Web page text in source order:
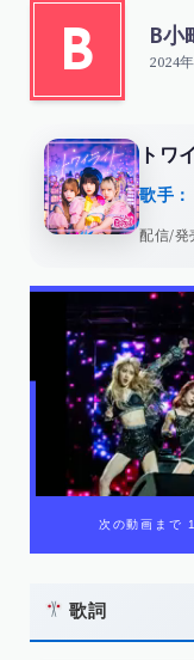
B B
2024
トワ
歌手：
配信/発
歌詞